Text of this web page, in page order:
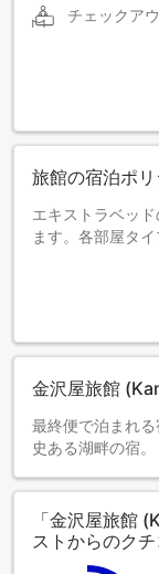
チェックア
旅館の宿泊ポ
エキストラベッ
ます。各部屋タ
金沢屋旅館
最終便で泊まれ
史ある湖畔の宿。
「金沢屋旅館
ストからのクチ